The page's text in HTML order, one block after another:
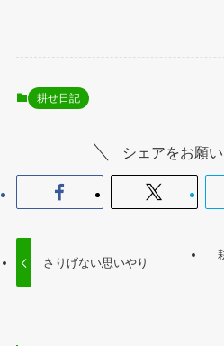
耕せ日記
シェアをお願い
さりげない思いやり